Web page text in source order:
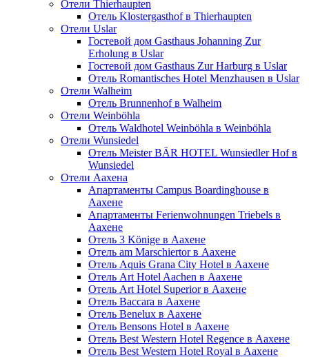
Отели Thierhaupten
Отель Klostergasthof в Thierhaupten
Отели Uslar
Гостевой дом Gasthaus Johanning Zur
Erholung в Uslar
Гостевой дом Gasthaus Zur Harburg в Uslar
Отель Romantisches Hotel Menzhausen в Uslar
Отели Walheim
Отель Brunnenhof в Walheim
Отели Weinböhla
Отель Waldhotel Weinböhla в Weinböhla
Отели Wunsiedel
Отель Meister BÄR HOTEL Wunsiedler Hof в
Wunsiedel
Отели Аахена
Апартаменты Campus Boardinghouse в
Аахене
Апартаменты Ferienwohnungen Triebels в
Аахене
Отель 3 Könige в Аахене
Отель am Marschiertor в Аахене
Отель Aquis Grana City Hotel в Аахене
Отель Art Hotel Aachen в Аахене
Отель Art Hotel Superior в Аахене
Отель Baccara в Аахене
Отель Benelux в Аахене
Отель Bensons Hotel в Аахене
Отель Best Western Hotel Regence в Аахене
Отель Best Western Hotel Royal в Аахене